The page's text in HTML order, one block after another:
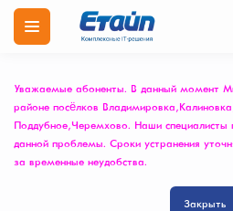
Уважаемые абоненты. В данный момент
районе посёлков Владимировка, Калиновка,
Поддубное, Черемхово. Наши специалисты
данной проблемы. Сроки устранения
за временные неудобства.
Закрыть